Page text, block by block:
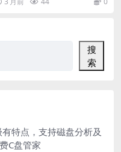
上一群少年...
搜
索
特点，支持磁盘分析及
C盘管家